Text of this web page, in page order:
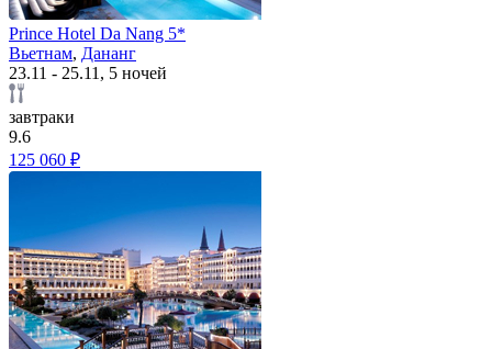
Prince Hotel Da Nang 5*
Вьетнам, Дананг
23.11 - 25.11, 5 ночей
завтраки
9.6
125 060 ₽